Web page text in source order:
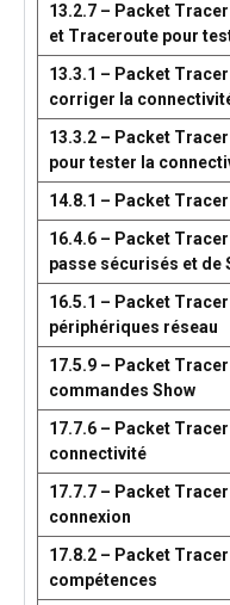
13.2.7 – Packet
et Traceroute pour
13.3.1 – Packet
corriger la
13.3.2 – Packet
pour tester la
14.8.1 – Packet
16.4.6 – Packet
passe sécurisés et de
16.5.1 – Packet
périphériques réseau
17.5.9 – Packet
commandes Show
17.7.6 – Packet
connectivité
17.7.7 – Packet
connexion
17.8.2 – Packet
compétences